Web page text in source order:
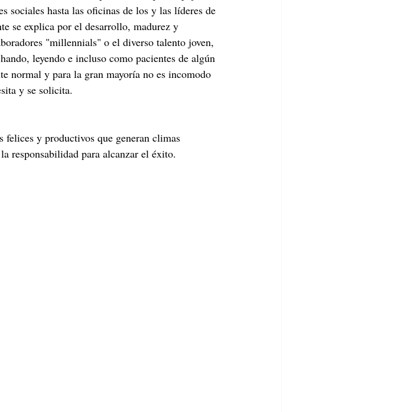
sociales hasta las oficinas de los y las líderes de
se explica por el desarrollo, madurez y
"millennials" o el diverso talento joven,
leyendo e incluso como pacientes de algún
normal y para la gran mayoría no es incomodo
y se solicita.
felices y productivos que generan climas
responsabilidad para alcanzar el éxito.